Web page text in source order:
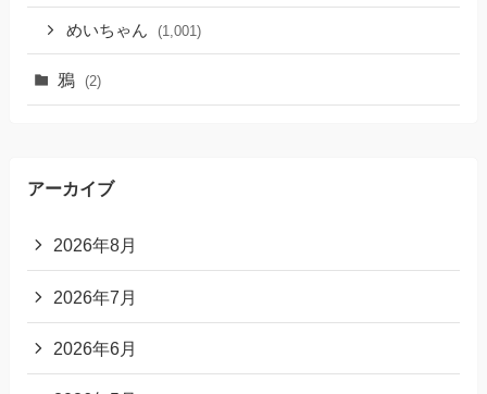
めいちゃん (1,001)
鴉 (2)
アーカイブ
2026年8月
2026年7月
2026年6月